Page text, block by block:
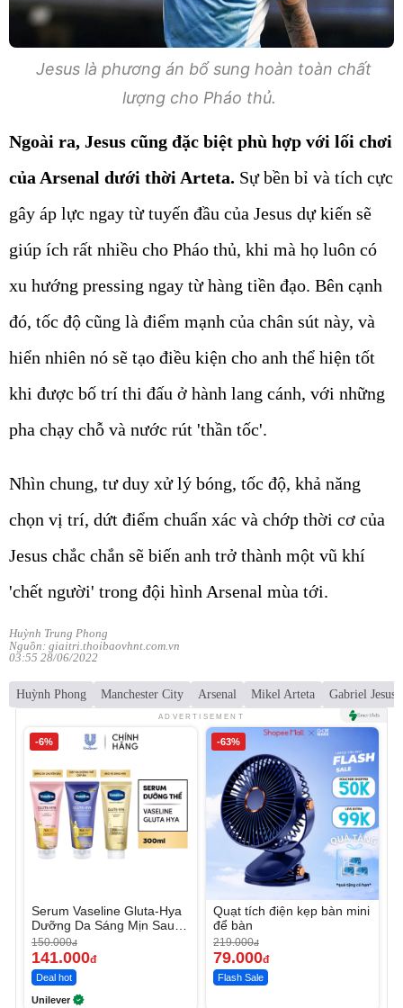
Jesus là phương án bổ sung hoàn toàn chất
lượng cho Pháo thủ.
Ngoài ra, Jesus cũng đặc biệt phù hợp với lối chơi
của Arsenal dưới thời Arteta. Sự bền bỉ và tích cực
gây áp lực ngay từ tuyến đầu của Jesus dự kiến sẽ
giúp ích rất nhiều cho Pháo thủ, khi mà họ luôn có
xu hướng pressing ngay từ hàng tiền đạo. Bên cạnh
đó, tốc độ cũng là điểm mạnh của chân sút này, và
hiển nhiên nó sẽ tạo điều kiện cho anh thể hiện tốt
khi được bố trí thi đấu ở hành lang cánh, với những
pha chạy chỗ và nước rút 'thần tốc'.
Nhìn chung, tư duy xử lý bóng, tốc độ, khả năng
chọn vị trí, dứt điểm chuẩn xác và chớp thời cơ của
Jesus chắc chắn sẽ biến anh trở thành một vũ khí
'chết người' trong đội hình Arsenal mùa tới.
Huỳnh Trung Phong
Nguồn: giaitri.thoibaovhnt.com.vn
03:55 28/06/2022
Huỳnh Phong Manchester City Arsenal Mikel Arteta Gabriel Jesus
ADVERTISEMENT
-6%
Serum Vaseline Gluta-Hya
Dưỡng Da Sáng Mịn Sau 7
Ngày
150.000đ
141.000đ
Deal hot
Unilever
-63%
Quạt tích điện kẹp bàn mini
để bàn
219.000đ
79.000đ
Flash Sale